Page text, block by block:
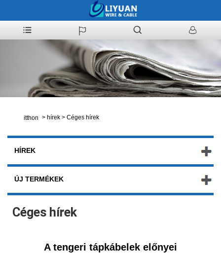
itthon > hírek > Céges hírek
HÍREK
ÚJ TERMÉKEK
Céges hírek
A tengeri tápkábelek előnyei